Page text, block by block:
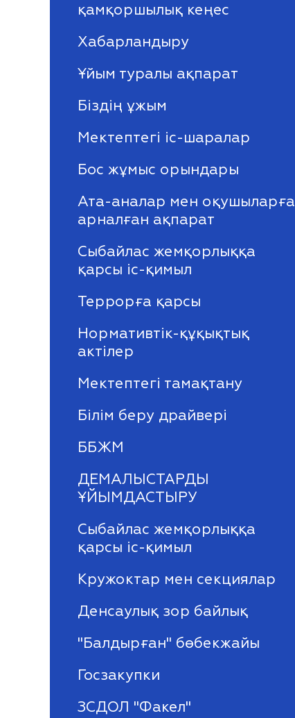
қамқоршылық кеңес
Хабарландыру
Ұйым туралы ақпарат
Біздің ұжым
Мектептегі іс-шаралар
Бос жұмыс орындары
Ата-аналар мен оқушыларға
арналған ақпарат
Сыбайлас жемқорлыққа
қарсы іс-қимыл
Террорға қарсы
Нормативтік-құқықтық
актілер
Мектептегі тамақтану
Білім беру драйвері
ББЖМ
ДЕМАЛЫСТАРДЫ
ҰЙЫМДАСТЫРУ
Сыбайлас жемқорлыққа
қарсы іс-қимыл
Кружоктар мен секциялар
Денсаулық зор байлық
"Балдырған" бөбекжайы
Госзакупки
ЗСДОЛ "Факел"